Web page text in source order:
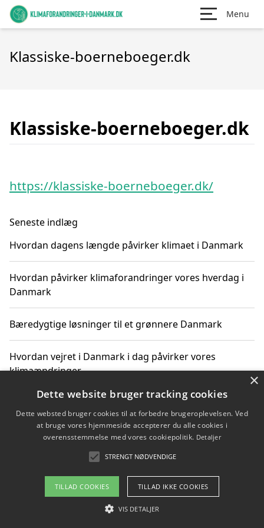
Menu
Klassiske-boerneboeger.dk
Klassiske-boerneboeger.dk
https://klassiske-boerneboeger.dk/
Seneste indlæg
Hvordan dagens længde påvirker klimaet i Danmark
Hvordan påvirker klimaforandringer vores hverdag i
Danmark
Bæredygtige løsninger til et grønnere Danmark
Hvordan vejret i Danmark i dag påvirker vores
klimaændringer
Hvordan klimaændringer påvirker danske unges
gaveønsker
Om / kontakt
Blog Betingelser
×
Dette website bruger tracking cookies
Dette websted bruger cookies til at forbedre brugeroplevelsen. Ved
at bruge vores hjemmeside accepterer du alle cookies i
overensstemmelse med vores cookiepolitik. Detaljer
STRENGT NØDVENDIGE
TILLAD COOKIES TILLAD IKKE COOKIES
VIS DETALJER